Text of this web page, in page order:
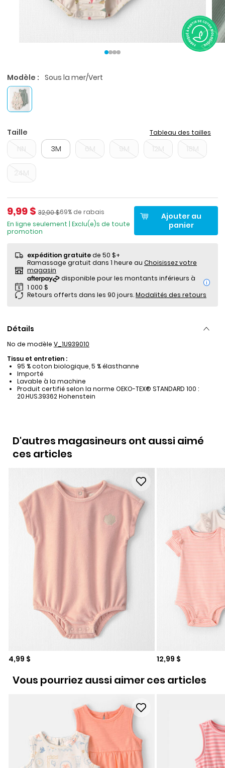
Modèle : Sous la mer/Vert
Taille Tableau des tailles
3M
Prix de solde
9,99 $ Pourcentage de rabais
69% de rabais
Prix ​​de détail suggéré par le fabricant
32,00 $
En ligne seulement | Exclu(e)s de toute
promotion
Ajouter au
panier
expédition gratuitede 50 $+
Ramassage gratuit dans 1 heure au Choisissez votre
magasin
i
Retours offerts dans les 90 jours.Modalités des retours
Détails
No de modèle V_1U939010
Tissu et entretien :
95 % coton biologique, 5 % élasthanne
Importé
Lavable à la machine
Produit certifié selon la norme OEKO-TEX® STANDARD 100 :
20.HUS.39362 Hohenstein
D'autres magasineurs ont aussi aimé
ces articles
Prix de solde
4,99 $ Prix de solde
12,99 $
Vous pourriez aussi aimer ces articles